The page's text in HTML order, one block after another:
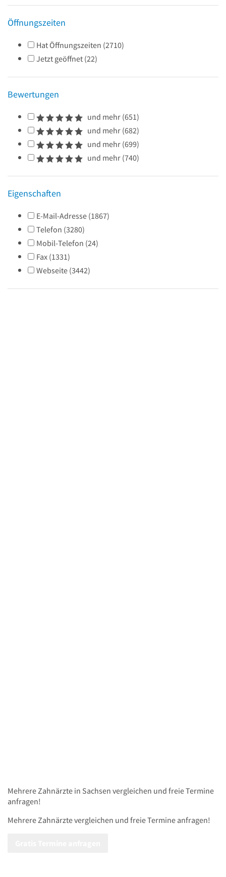
Öffnungszeiten
Hat Öffnungszeiten (2710)
Jetzt geöffnet (22)
Bewertungen
und mehr (651)
und mehr (682)
und mehr (699)
und mehr (740)
Eigenschaften
E-Mail-Adresse (1867)
Telefon (3280)
Mobil-Telefon (24)
Fax (1331)
Webseite (3442)
MehrereZahnärzte in Sachsen vergleichen und freie Termine
anfragen!
MehrereZahnärztevergleichen und freie Termine anfragen!